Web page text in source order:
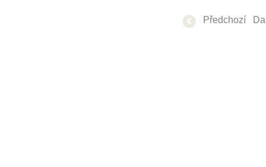
Předchozí